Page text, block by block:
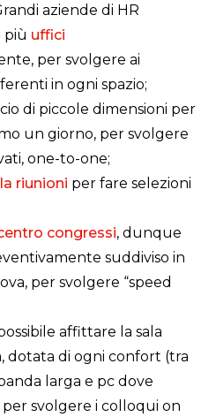
aziende di HR
più uffici
per svolgere ai
in ogni spazio;
di piccole dimensioni per
un giorno, per svolgere
one-to-one;
riunioni per fare selezioni
congressi, dunque
suddiviso in
per svolgere “speed
affittare la sala
dotata di ogni confort (tra
larga e pc dove
svolgere i colloqui on